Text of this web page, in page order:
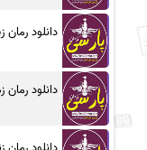
دانلود
دانلود رمان